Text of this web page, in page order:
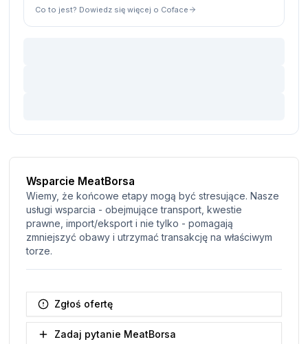
Co to jest? Dowiedz się więcej o Coface
Wsparcie MeatBorsa
Wiemy, że końcowe etapy mogą być stresujące. Nasze
usługi wsparcia - obejmujące transport, kwestie
prawne, import/eksport i nie tylko - pomagają
zmniejszyć obawy i utrzymać transakcję na właściwym
torze.
Zgłoś ofertę
Zadaj pytanie MeatBorsa